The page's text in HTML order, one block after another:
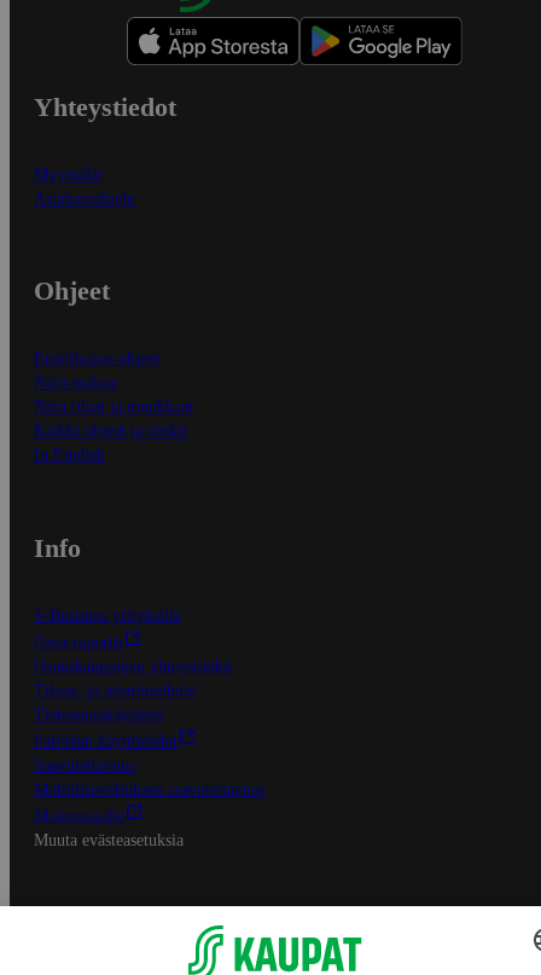
Yhteystiedot
Myymälät
Asiakaspalvelu
Ohjeet
Ensitilaajan ohjeet
Näin maksat
Näin tilaat ja muokkaat
Kaikki ohjeet ja vinkit
In English
Info
S-Business yrityksille
Oiva-raportit
Osuuskauppojen yhteystiedot
Tilaus- ja toimitusehdot
Tietosuojakäytäntö
Palvelun käyttöehdot
Saavutettavuus
Mobiilisovelluksen saavutettavuus
Mainostajalle
Muuta evästeasetuksia
S-ryhmän palvelut